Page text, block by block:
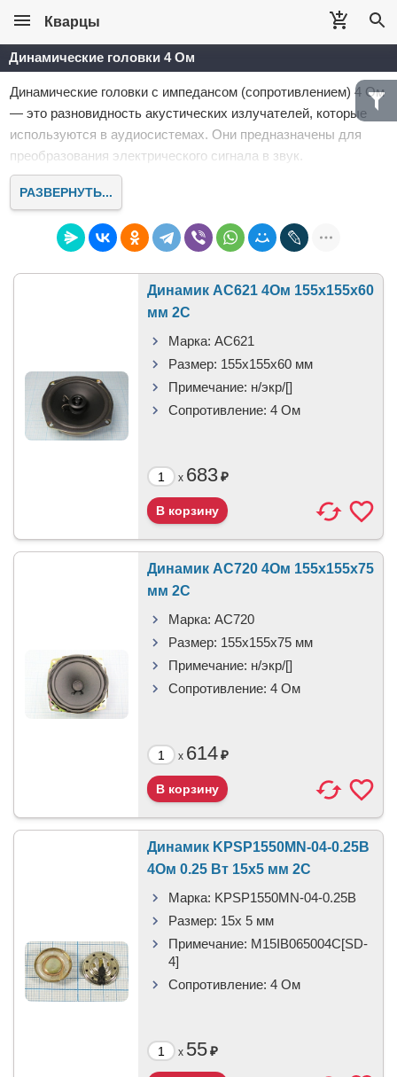
Кварцы
Динамические головки 4 Ом
Динамические головки с импедансом (сопротивлением) 4 Ом
— это разновидность акустических излучателей, которые
используются в аудиосистемах. Они предназначены для
преобразования электрического сигнала в звук.
РАЗВЕРНУТЬ...
Динамик AC621 4Ом 155x155x60
мм 2C
Марка: AC621
Размер: 155x155x60 мм
Примечание: н/экр/[]
Сопротивление: 4 Ом
x 683₽
Динамик AC720 4Ом 155x155x75
мм 2C
Марка: AC720
Размер: 155x155x75 мм
Примечание: н/экр/[]
Сопротивление: 4 Ом
x 614₽
Динамик KPSP1550MN-04-0.25B
4Ом 0.25 Вт 15x5 мм 2C
Марка: KPSP1550MN-04-0.25B
Размер: 15x 5 мм
Примечание: M15IB065004C[SD-
4]
Сопротивление: 4 Ом
x 55₽